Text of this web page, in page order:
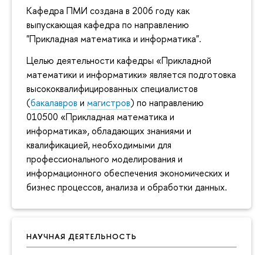
Кафедра ПМИ создана в 2006 году как
выпускающая кафедра по направлению
"Прикладная математика и информатика".
Целью деятельности кафедры «Прикладной
математики и информатики» является подготовка
высококвалифицированных специалистов
(бакалавров и магистров) по направлению
010500 «Прикладная математика и
информатика», обладающих знаниями и
квалификацией, необходимыми для
профессионального моделирования и
информационного обеспечения экономических и
бизнес процессов, анализа и обработки данных.
НАУЧНАЯ ДЕЯТЕЛЬНОСТЬ